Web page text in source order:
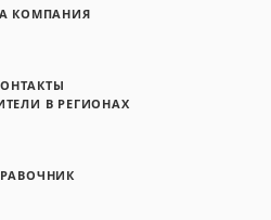
КОМПАНИЯ
В РЕГИОНАХ